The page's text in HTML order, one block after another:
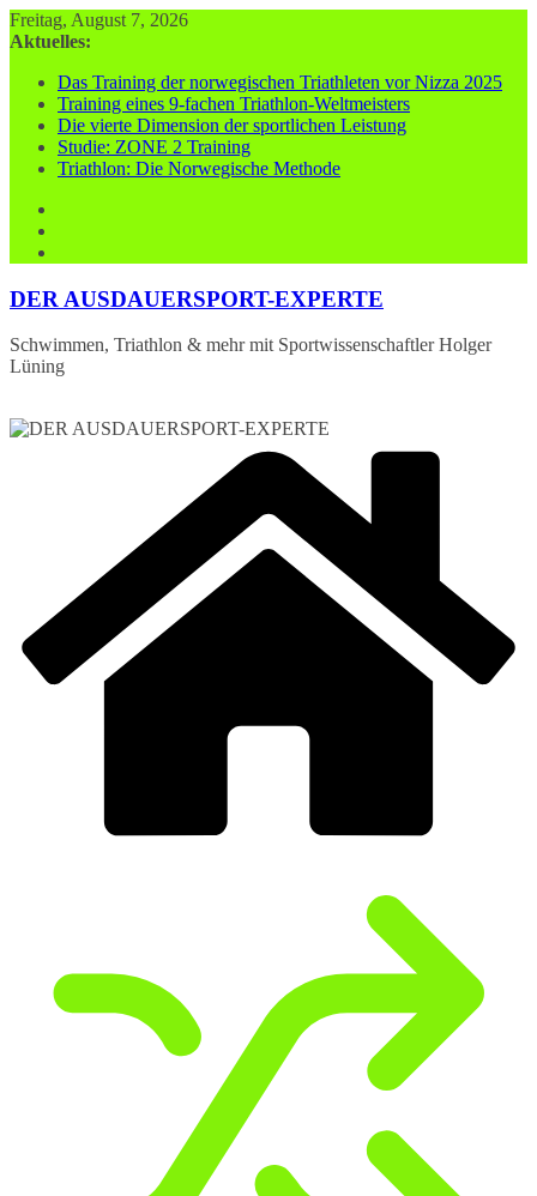
Zum
Inhalt
Freitag, August 7, 2026
Aktuelles:
Das Training der norwegischen Triathleten vor Nizza 2025
Training eines 9-fachen Triathlon-Weltmeisters
Die vierte Dimension der sportlichen Leistung
Studie: ZONE 2 Training
Triathlon: Die Norwegische Methode
DER AUSDAUERSPORT-EXPERTE
Schwimmen, Triathlon & mehr mit Sportwissenschaftler Holger
Lüning